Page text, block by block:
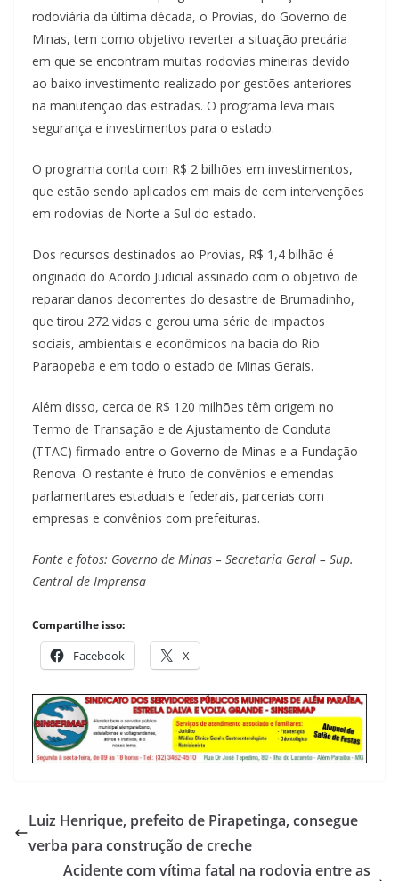
rodoviária da última década, o Provias, do Governo de
Minas, tem como objetivo reverter a situação precária
em que se encontram muitas rodovias mineiras devido
ao baixo investimento realizado por gestões anteriores
na manutenção das estradas. O programa leva mais
segurança e investimentos para o estado.
O programa conta com R$ 2 bilhões em investimentos,
que estão sendo aplicados em mais de cem intervenções
em rodovias de Norte a Sul do estado.
Dos recursos destinados ao Provias, R$ 1,4 bilhão é
originado do Acordo Judicial assinado com o objetivo de
reparar danos decorrentes do desastre de Brumadinho,
que tirou 272 vidas e gerou uma série de impactos
sociais, ambientais e econômicos na bacia do Rio
Paraopeba e em todo o estado de Minas Gerais.
Além disso, cerca de R$ 120 milhões têm origem no
Termo de Transação e de Ajustamento de Conduta
(TTAC) firmado entre o Governo de Minas e a Fundação
Renova. O restante é fruto de convênios e emendas
parlamentares estaduais e federais, parcerias com
empresas e convênios com prefeituras.
Fonte e fotos: Governo de Minas – Secretaria Geral – Sup.
Central de Imprensa
Compartilhe isso:
Facebook X
Luiz Henrique, prefeito de Pirapetinga, consegue
verba para construção de creche
Acidente com vítima fatal na rodovia entre as